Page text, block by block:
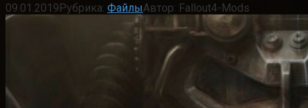
09.01.2019Рубрика: ФайлыАвтор: Fallout4-Mods